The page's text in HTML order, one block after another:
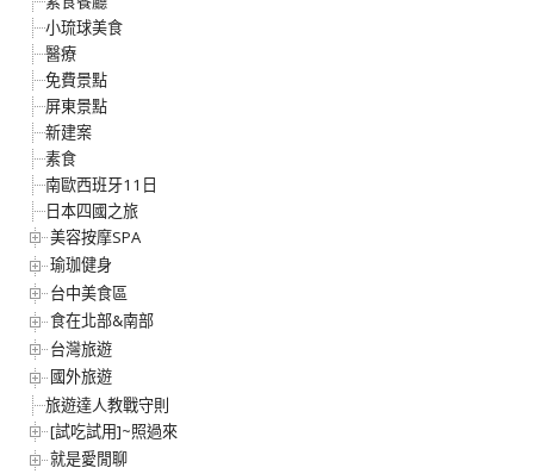
小琉球美食
醫療
免費景點
屏東景點
新建案
素食
南歐西班牙11日
日本四國之旅
美容按摩SPA
瑜珈健身
台中美食區
食在北部&南部
台灣旅遊
國外旅遊
旅遊達人教戰守則
[試吃試用]~照過來
就是愛閒聊